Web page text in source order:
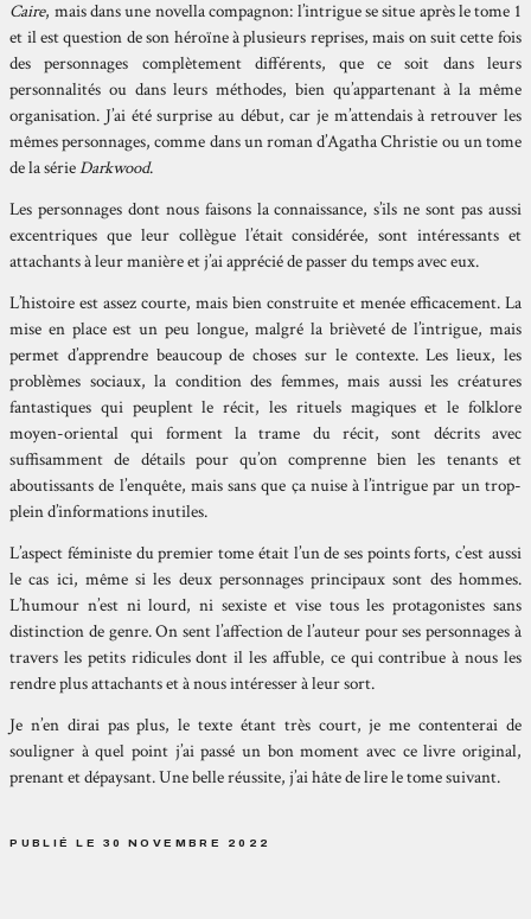
Caire, mais dans une novella compagnon: l’intrigue se situe après le tome 1
et il est question de son héroïne à plusieurs reprises, mais on suit cette fois
des personnages complètement différents, que ce soit dans leurs
personnalités ou dans leurs méthodes, bien qu’appartenant à la même
organisation. J’ai été surprise au début, car je m’attendais à retrouver les
mêmes personnages, comme dans un roman d’Agatha Christie ou un tome
de la sérieDarkwood.
Les personnages dont nous faisons la connaissance, s’ils ne sont pas aussi
excentriques que leur collègue l’était considérée, sont intéressants et
attachants à leur manière et j’ai apprécié de passer du temps avec eux.
L’histoire est assez courte, mais bien construite et menée efficacement. La
mise en place est un peu longue, malgré la brièveté de l’intrigue, mais
permet d’apprendre beaucoup de choses sur le contexte. Les lieux, les
problèmes sociaux, la condition des femmes, mais aussi les créatures
fantastiques qui peuplent le récit, les rituels magiques et le folklore
moyen-oriental qui forment la trame du récit, sont décrits avec
suffisamment de détails pour qu’on comprenne bien les tenants et
aboutissants de l’enquête, mais sans que ça nuise à l’intrigue par un trop-
plein d’informations inutiles.
L’aspect féministe du premier tome était l’un de ses points forts, c’est aussi
le cas ici, même si les deux personnages principaux sont des hommes.
L’humour n’est ni lourd, ni sexiste et vise tous les protagonistes sans
distinction de genre. On sent l’affection de l’auteur pour ses personnages à
travers les petits ridicules dont il les affuble, ce qui contribue à nous les
rendre plus attachants et à nous intéresser à leur sort.
Je n’en dirai pas plus, le texte étant très court, je me contenterai de
souligner à quel point j’ai passé un bon moment avec ce livre original,
prenant et dépaysant. Une belle réussite, j’ai hâte de lire le tome suivant.
PUBLIÉ LE 30 NOVEMBRE 2022